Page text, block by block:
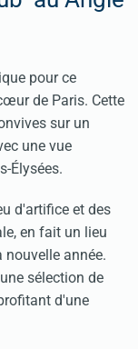
pour ce
de Paris. Cette
sur un
une vue
Élysées.
d'artifice et des
en fait un lieu
nouvelle année.
sélection de
d'une